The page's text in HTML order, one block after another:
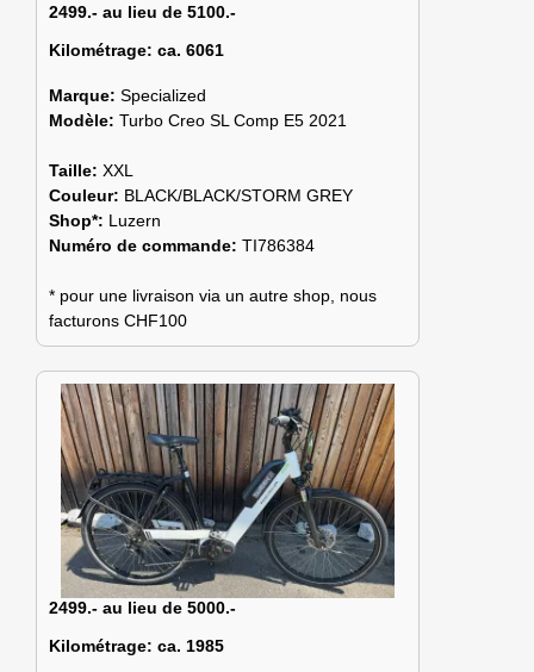
2499.- au lieu de 5100.-
Kilométrage: ca. 6061
Marque: Specialized
Modèle: Turbo Creo SL Comp E5 2021
Taille: XXL
Couleur: BLACK/BLACK/STORM GREY
Shop*: Luzern
Numéro de commande: TI786384
* pour une livraison via un autre shop, nous
facturons CHF100
2499.- au lieu de 5000.-
Kilométrage: ca. 1985